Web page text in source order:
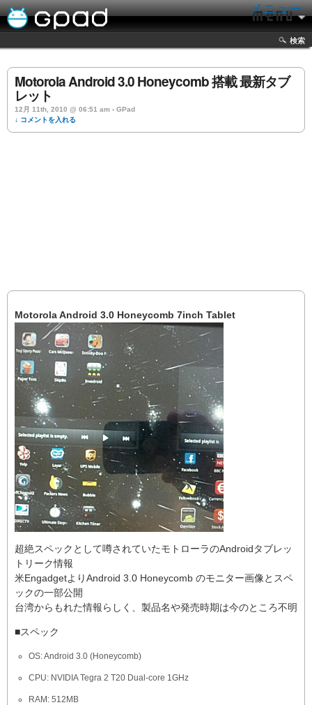
メニュー
検索
Motorola Android 3.0 Honeycomb 搭載 最新タブ
レット
12月 11th, 2010 @ 06:51 am › GPad
↓ コメントを入れる
Motorola Android 3.0 Honeycomb 7inch Tablet
超絶スペックとして噂されていたモトローラのAndroidタブレッ
トリーク情報
米EngadgetよりAndroid 3.0 Honeycomb のモニター画像とスペ
ックの一部公開
台湾からもれた情報らしく、製品名や発売時期は今のところ不明
■スペック
OS: Android 3.0 (Honeycomb)
CPU: NVIDIA Tegra 2 T20 Dual-core 1GHz
RAM: 512MB